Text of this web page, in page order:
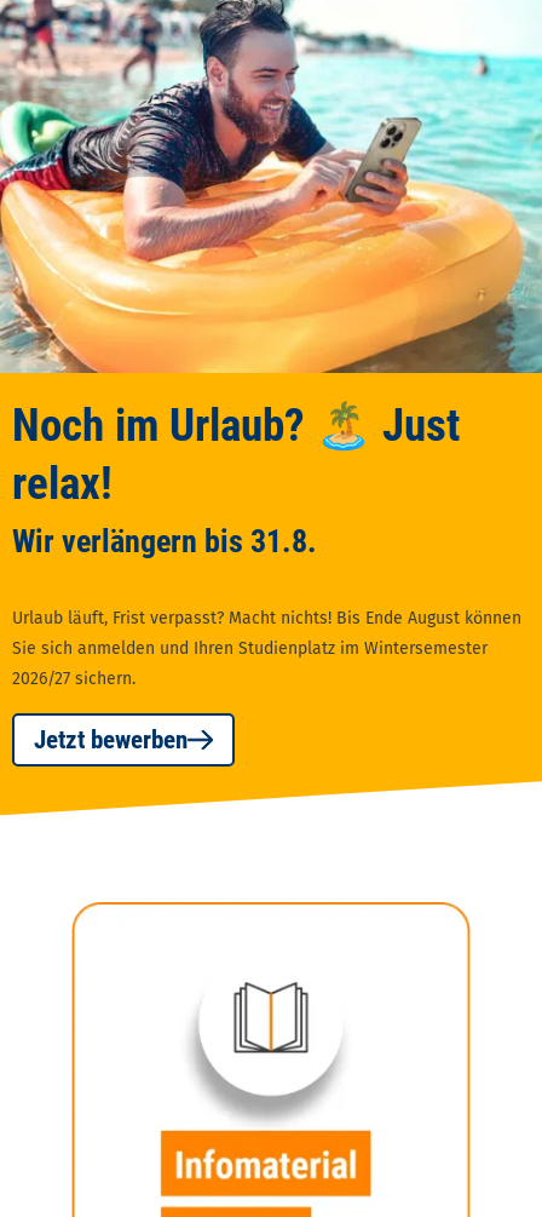
Noch im Urlaub? 🏝️ Just
relax!
Wir verlängern bis 31.8.
Urlaub läuft, Frist verpasst? Macht nichts! Bis Ende August können
Sie sich anmelden und Ihren Studienplatz im Wintersemester
2026/27 sichern.
Jetzt bewerben